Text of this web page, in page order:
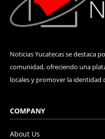
Noticias Yucatecas se destaca
comunidad, ofreciendo una
locales y promover la identidad
COMPANY
About Us